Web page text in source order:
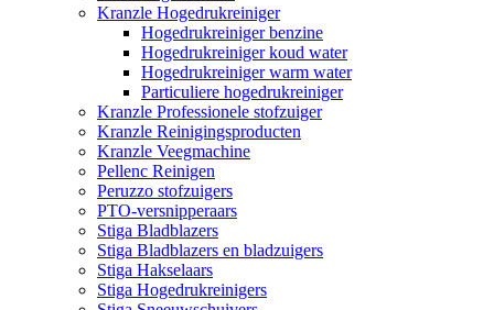
Kranzle Hogedrukreiniger
Hogedrukreiniger benzine
Hogedrukreiniger koud water
Hogedrukreiniger warm water
Particuliere hogedrukreiniger
Kranzle Professionele stofzuiger
Kranzle Reinigingsproducten
Kranzle Veegmachine
Pellenc Reinigen
Peruzzo stofzuigers
PTO-versnipperaars
Stiga Bladblazers
Stiga Bladblazers en bladzuigers
Stiga Hakselaars
Stiga Hogedrukreinigers